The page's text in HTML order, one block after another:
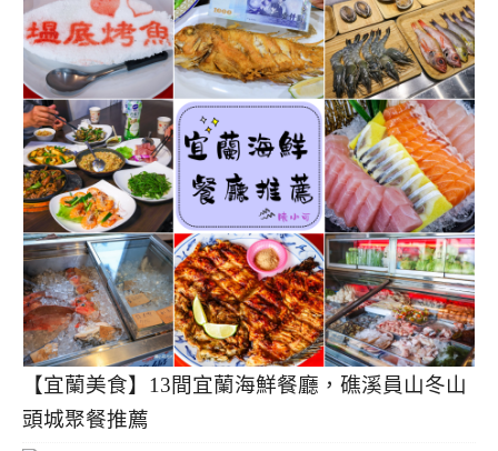
【宜蘭美食】13間宜蘭海鮮餐廳，礁溪員山冬山
頭城聚餐推薦